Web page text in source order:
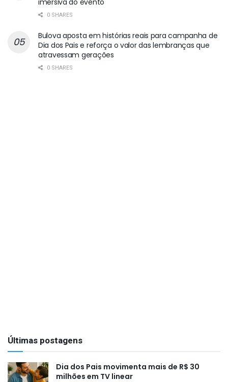
0 SHARES
Bulova aposta em histórias reais para campanha de
Dia dos Pais e reforça o valor das lembranças que
atravessam gerações
0 SHARES
Últimas postagens
Dia dos Pais movimenta mais de R$ 30
milhões em TV linear